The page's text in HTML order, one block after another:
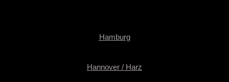
Hamburg
Hannover / Harz